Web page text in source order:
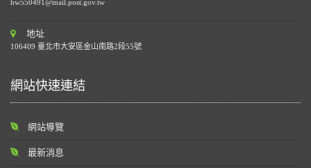
hw550491@mail.post.gov.tw
地址
106409 臺北市大安區金山南路2段55號
網站快速連結
網站導覽
最新消息